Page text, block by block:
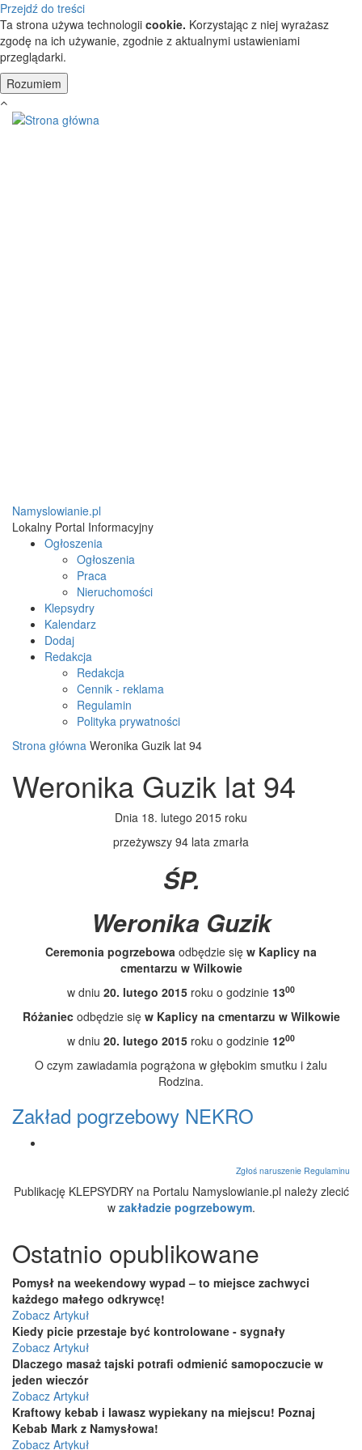
Przejdź do treści
Ta strona używa technologii cookie. Korzystając z niej wyrażasz
zgodę na ich używanie, zgodnie z aktualnymi ustawieniami
przeglądarki.
Namyslowianie.pl
Lokalny Portal Informacyjny
Ogłoszenia
Ogłoszenia
Praca
Nieruchomości
Klepsydry
Kalendarz
Dodaj
Redakcja
Redakcja
Cennik - reklama
Regulamin
Polityka prywatności
Strona główna Weronika Guzik lat 94
Weronika Guzik lat 94
Dnia 18. lutego 2015 roku
przeżywszy 94 lata zmarła
ŚP.
Weronika Guzik
Ceremonia pogrzebowa odbędzie się w Kaplicy na
cmentarzu w Wilkowie
w dniu 20. lutego 2015 roku o godzinie 1300
Różaniecodbędzie się w Kaplicy na cmentarzu w Wilkowie
w dniu 20. lutego 2015 roku o godzinie 1200
O czym zawiadamia pogrążona w głębokim smutku i żalu
Rodzina.
Zakład pogrzebowy NEKRO
Zgłoś naruszenie Regulaminu
Publikację KLEPSYDRY na Portalu Namyslowianie.pl należy zlecić
w zakładzie pogrzebowym.
Ostatnio opublikowane
Pomysł na weekendowy wypad – to miejsce zachwyci
każdego małego odkrywcę!
Zobacz Artykuł
Kiedy picie przestaje być kontrolowane - sygnały
Zobacz Artykuł
Dlaczego masaż tajski potrafi odmienić samopoczucie w
jeden wieczór
Zobacz Artykuł
Kraftowy kebab i lawasz wypiekany na miejscu! Poznaj
Kebab Mark z Namysłowa!
Zobacz Artykuł